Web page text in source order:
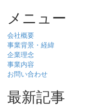
メニュー
会社概要
事業背景・経緯
企業理念
事業内容
お問い合わせ
最新記事